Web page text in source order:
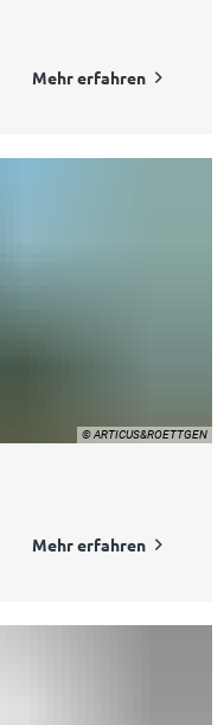
Mehr erfahren
© ARTICUS&ROETTGEN
Mehr erfahren